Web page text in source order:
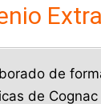
de
de